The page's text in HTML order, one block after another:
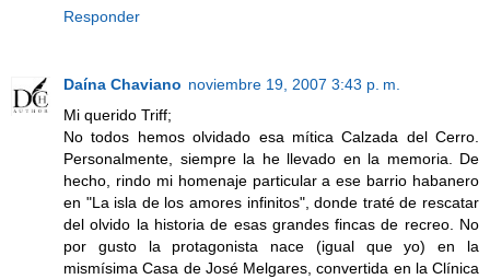
Responder
Daína Chaviano noviembre 19, 2007 3:43 p. m.
Mi querido Triff;
No todos hemos olvidado esa mítica Calzada del Cerro.
Personalmente, siempre la he llevado en la memoria. De
hecho, rindo mi homenaje particular a ese barrio habanero
en "La isla de los amores infinitos", donde traté de rescatar
del olvido la historia de esas grandes fincas de recreo. No
por gusto la protagonista nace (igual que yo) en la
mismísima Casa de José Melgares, convertida en la Clínica